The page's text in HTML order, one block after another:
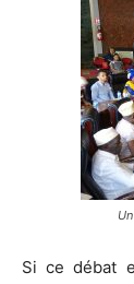
Si ce débat